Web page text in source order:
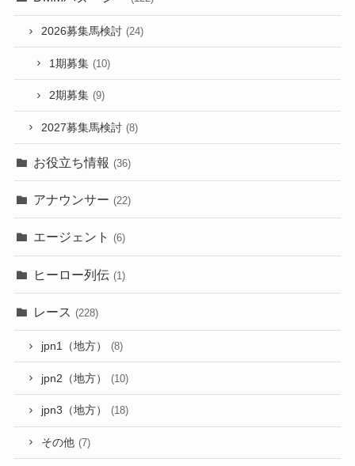
2026募集馬検討 (24)
1期募集 (10)
2期募集 (9)
2027募集馬検討 (8)
お役立ち情報 (36)
アナウンサー (22)
エージェント (6)
ヒーロー列伝 (1)
レース (228)
jpn1（地方） (8)
jpn2（地方） (10)
jpn3（地方） (18)
その他 (7)